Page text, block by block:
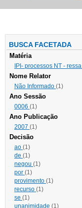
BUSCA FACETADA
Matéria
IPI- processos NT - ressa
Nome Relator
Não Informado (1)
Ano Sessão
0006 (1)
Ano Publicação
2007 (1)
Decisão
ao (1)
de (1)
negou (1)
por (1)
provimento (1)
recurso (1)
se (1)
unanimidade (1)